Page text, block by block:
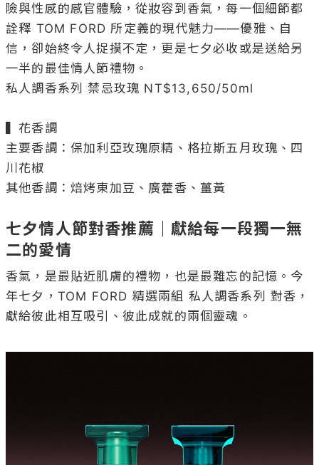
險與性感的感官體驗，從妝容到香氣，每一個細節都
詮釋 TOM FORD 所定義的現代魅力——優雅、自
信，卻始終令人捉摸不定，更是七夕必收或是送給另
一半的最佳情人節禮物。
私人調香系列 禁忌玫瑰 NT$13,650/50ml
▍花香調
主要香調：保加利亞玫瑰原精、格拉斯五月玫瑰、四
川花椒
其他香調：焙烤東加豆、廣藿香、薑黃
七夕情人節對香推薦｜獻給每一段獨一無
二的愛情
香氣，是最貼近肌膚的禮物，也是最難忘的記憶。今
年七夕，TOM FORD 精選兩組 私人調香系列 對香，
獻給彼此相互吸引、彼此成就的兩個靈魂。